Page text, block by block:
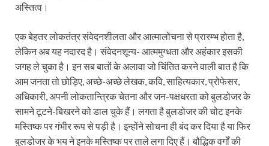
अस्तित्व।
एक बेहतर लोकतंत्र संवेदनशीलता और आत्‍मालोचना से प्रारम्भ होता है,
लेकिन अब यह नदारद है। संवेदनशून्य- आत्ममुग्धता और अहंकार इसकी
जगह ले चुका है। इन सब बातों के अलावा जो चिंतित करने वाली बात है कि
आम जनता तो छोड़िए, अच्छे-अच्छे लेखक, कवि, साहित्यकार, प्रोफेसर,
अधिकारी, अपनी लोकतान्त्रिक चेतना और जन-पक्षधरता को बुलडोजर के
सामने टूटने-बिखरने को डाल चुके हैं। लगता है बुलडोजर की चोट इनके
मस्तिष्क पर गंभीर रूप से पड़ी है। इन्होंने सोचना ही बंद कर दिया है या फिर
बुलडोजर के भय ने इनके मस्तिष्क पर ताले लगा दिए हैं। बौद्धिक वर्गों की